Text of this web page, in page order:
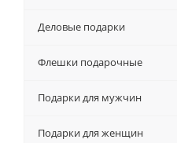
Деловые подарки
Флешки подарочные
Подарки для мужчин
Подарки для женщин